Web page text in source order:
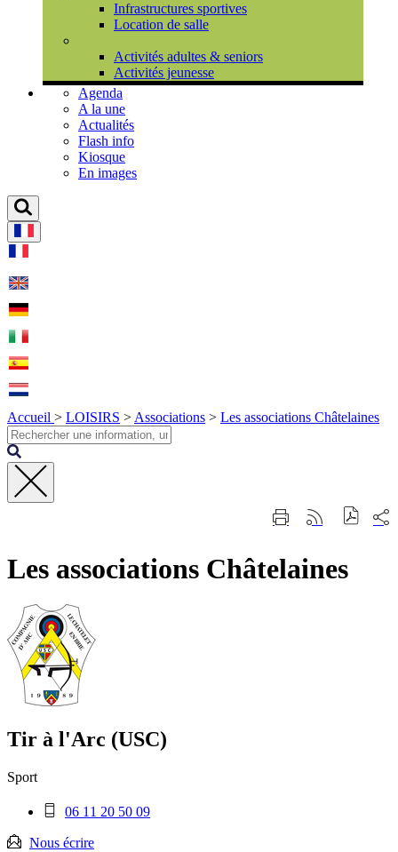
Infrastructures sportives
Location de salle
Activités adultes & seniors
Activités jeunesse
Agenda
A la une
Actualités
Flash info
Kiosque
En images
Accueil > LOISIRS > Associations > Les associations Châtelaines
Fermer
ImprimerGénérer
RSS
sur
Les associations Châtelaines
Tir à l'Arc (USC)
Sport
Téléphone
:
06 11 20 50 09
Nous écrire